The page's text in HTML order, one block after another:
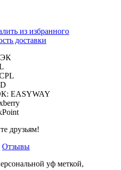
из избранного
доставки
друзьям!
Отзывы
уф меткой,